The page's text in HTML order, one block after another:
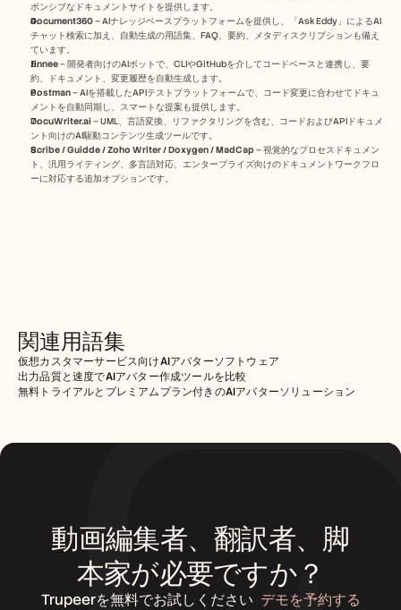
ポンシブなドキュメントサイトを提供します。
Document360 – AIナレッジベースプラットフォームを提供し、「Ask Eddy」によるAI
チャット検索に加え、自動生成の用語集、FAQ、要約、メタディスクリプションも備え
ています。
Jinnee – 開発者向けのAIボットで、CLIやGitHubを介してコードベースと連携し、要
約、ドキュメント、変更履歴を自動生成します。
Postman – AIを搭載したAPIテストプラットフォームで、コード変更に合わせてドキュ
メントを自動同期し、スマートな提案も提供します。
DocuWriter.ai – UML、言語変換、リファクタリングを含む、コードおよびAPIドキュメ
ント向けのAI駆動コンテンツ生成ツールです。
Scribe / Guidde / Zoho Writer / Doxygen / MadCap – 視覚的なプロセスドキュメン
ト、汎用ライティング、多言語対応、エンタープライズ向けのドキュメントワークフロ
ーに対応する追加オプションです。
関連用語集
仮想カスタマーサービス向けAIアバターソフトウェア
出力品質と速度でAIアバター作成ツールを比較
無料トライアルとプレミアムプラン付きのAIアバターソリューション
動画編集者、翻訳者、脚
本家が必要ですか？
Trupeerを無料でお試しください デモを予約する